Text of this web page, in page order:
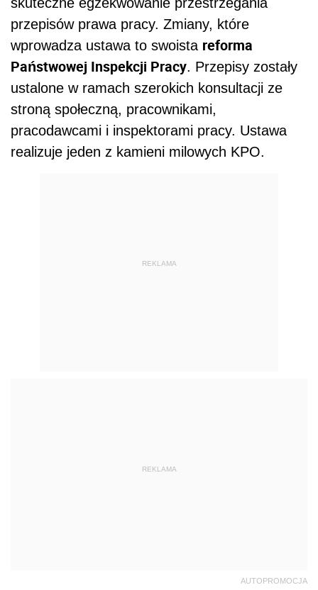
przepisów prawa pracy. Zmiany, które
wprowadza ustawa to swoista reforma
Państwowej Inspekcji Pracy. Przepisy zostały
ustalone w ramach szerokich konsultacji ze
stroną społeczną, pracownikami,
pracodawcami i inspektorami pracy. Ustawa
realizuje jeden z kamieni milowych KPO.
REKLAMA
REKLAMA
AUTOPROMOCJA